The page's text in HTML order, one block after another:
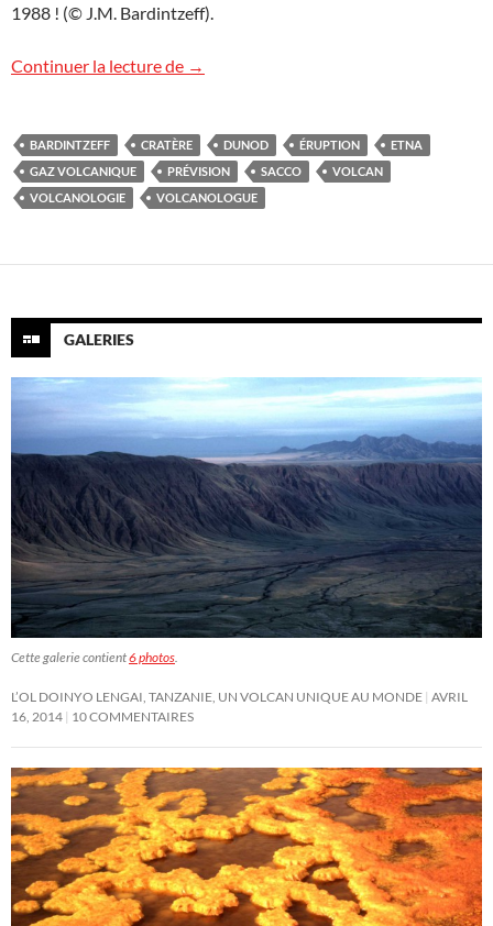
1988 ! (© J.M. Bardintzeff).
Continuer la lecture de Les gaz, précurseurs volcaniques
→
BARDINTZEFF CRATÈRE DUNOD ÉRUPTION
ETNA
GAZ VOLCANIQUE
PRÉVISION SACCO
VOLCAN
VOLCANOLOGIE
VOLCANOLOGUE
GALERIES
Cette galerie contient6 photos
L’OL DOINYO LENGAI, TANZANIE, UN VOLCAN UNIQUE AU MONDE AVRIL
16, 2014 10 COMMENTAIRES